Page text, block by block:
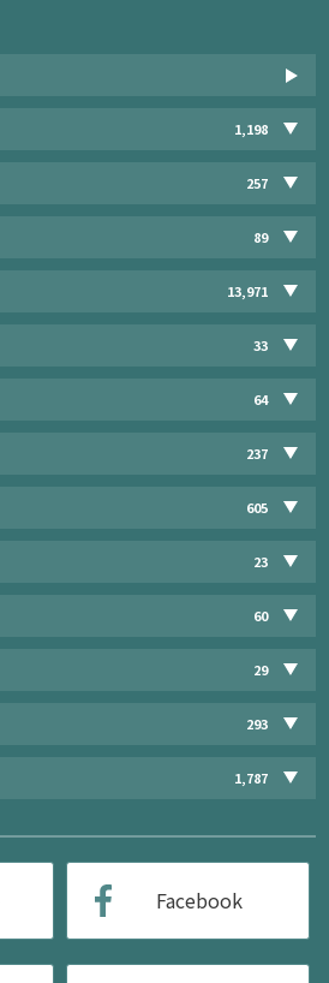
1,198
257
89
13,971
33
64
237
605
23
60
29
293
1,787
Facebook